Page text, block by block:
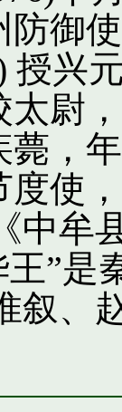
御
授兴
尉
薨，
度使
中牟
”是
叙、